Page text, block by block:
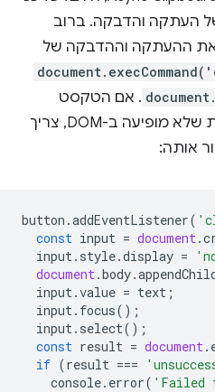
והדבקה. ברוב
וההדבקה של
. אם הטקסט
שרוצים להעתיק הוא מחרוזת שלא מופיעה ב-DOM, צריך
button.addEventListener
const input =
input.style.display =
document.body.
input.value = text
input.focus
input.select
const result =
if (result ===
console.error(